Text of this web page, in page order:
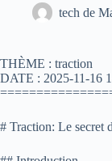
tech de
THÈME : traction
DATE : 2025-11-16
# Traction: Le secret